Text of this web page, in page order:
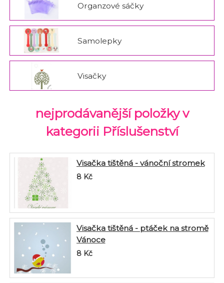
Organzové sáčky
Samolepky
Visačky
nejprodávanější položky v
kategorii Příslušenství
Visačka tištěná - vánoční stromek
8 Kč
Visačka tištěná - ptáček na stromě
Vánoce
8 Kč